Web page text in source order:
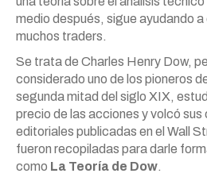
medio después, sigue ayudando
muchos traders.
Se trata de Charles Henry Dow,
considerado uno de los pioneros
segunda mitad del siglo XIX,
precio de las acciones y volcó
editoriales publicadas en el Wall
fueron recopiladas para darle
como La Teoría de Dow.